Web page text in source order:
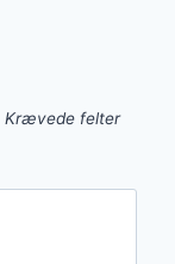
Krævede felter